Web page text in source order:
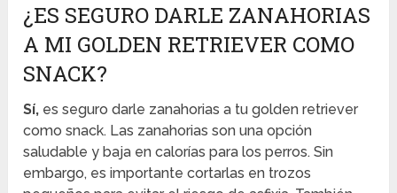
¿ES SEGURO DARLE ZANAHORIAS
A MI GOLDEN RETRIEVER COMO
SNACK?
Sí, es seguro darle zanahorias a tu golden retriever
como snack. Las zanahorias son una opción
saludable y baja en calorías para los perros. Sin
embargo, es importante cortarlas en trozos